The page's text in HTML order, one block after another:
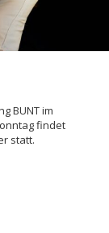
BUNT im
findet
statt.